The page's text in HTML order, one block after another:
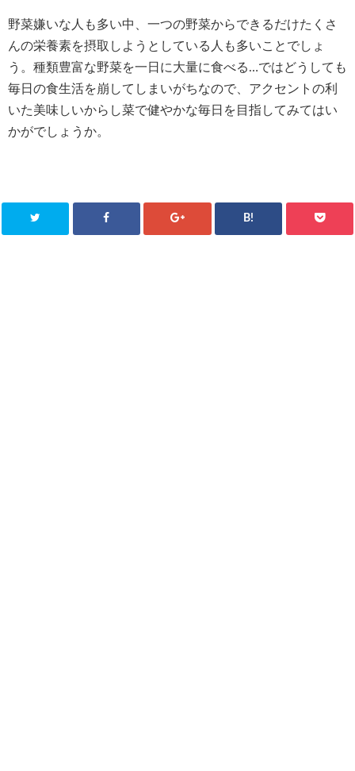
野菜嫌いな人も多い中、一つの野菜からできるだけたくさ
んの栄養素を摂取しようとしている人も多いことでしょ
う。種類豊富な野菜を一日に大量に食べる…ではどうしても
毎日の食生活を崩してしまいがちなので、アクセントの利
いた美味しいからし菜で健やかな毎日を目指してみてはい
かがでしょうか。
B!